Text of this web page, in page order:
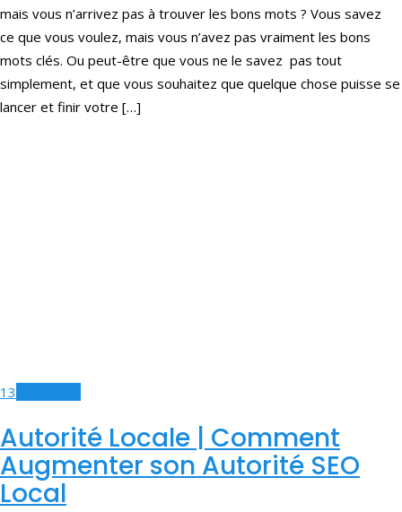
mais vous n’arrivez pas à trouver les bons mots ? Vous savez
ce que vous voulez, mais vous n’avez pas vraiment les bons
mots clés. Ou peut-être que vous ne le savez pas tout
simplement, et que vous souhaitez que quelque chose puisse se
lancer et finir votre […]
13
Autorité Locale | Comment
Augmenter son Autorité SEO
Local